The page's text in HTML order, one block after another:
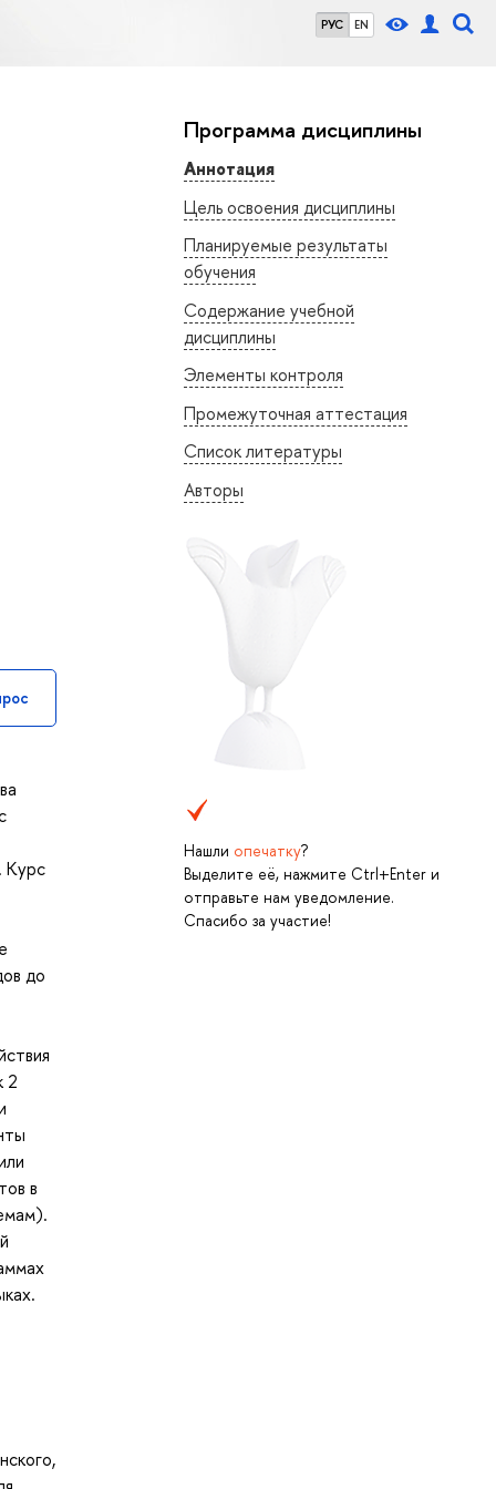
РУС EN
Программа дисциплины
Аннотация
Цель освоения дисциплины
Планируемые результаты
обучения
Содержание учебной
дисциплины
Элементы контроля
Промежуточная аттестация
Список литературы
Авторы
Нашли опечатку?
Выделите её, нажмите Ctrl+Enter и
отправьте нам уведомление.
Спасибо за участие!
Курс
до
2
в